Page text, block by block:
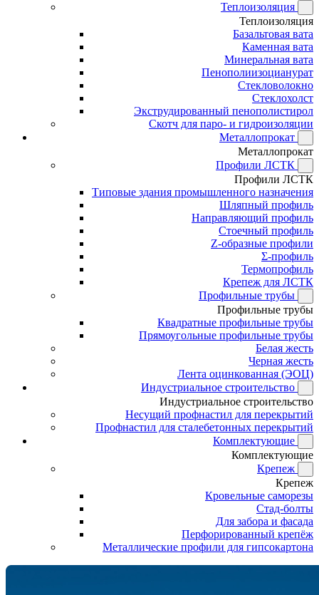
Теплоизоляция
Теплоизоляция
Базальтовая вата
Каменная вата
Минеральная вата
Пенополиизоцианурат
Стекловолокно
Стеклохолст
Экструдированный пенополистирол
Скотч для паро- и гидроизоляции
Металлопрокат
Металлопрокат
Профили ЛСТК
Профили ЛСТК
Типовые здания промышленного назначения
Шляпный профиль
Направляющий профиль
Стоечный профиль
Z-образные профили
Σ-профиль
Термопрофиль
Крепеж для ЛСТК
Профильные трубы
Профильные трубы
Квадратные профильные трубы
Прямоугольные профильные трубы
Белая жесть
Черная жесть
Лента оцинкованная (ЭОЦ)
Индустриальное строительство
Индустриальное строительство
Несущий профнастил для перекрытий
Профнастил для сталебетонных перекрытий
Комплектующие
Комплектующие
Крепеж
Крепеж
Кровельные саморезы
Стад-болты
Для забора и фасада
Перфорированный крепёж
Металлические профили для гипсокартона